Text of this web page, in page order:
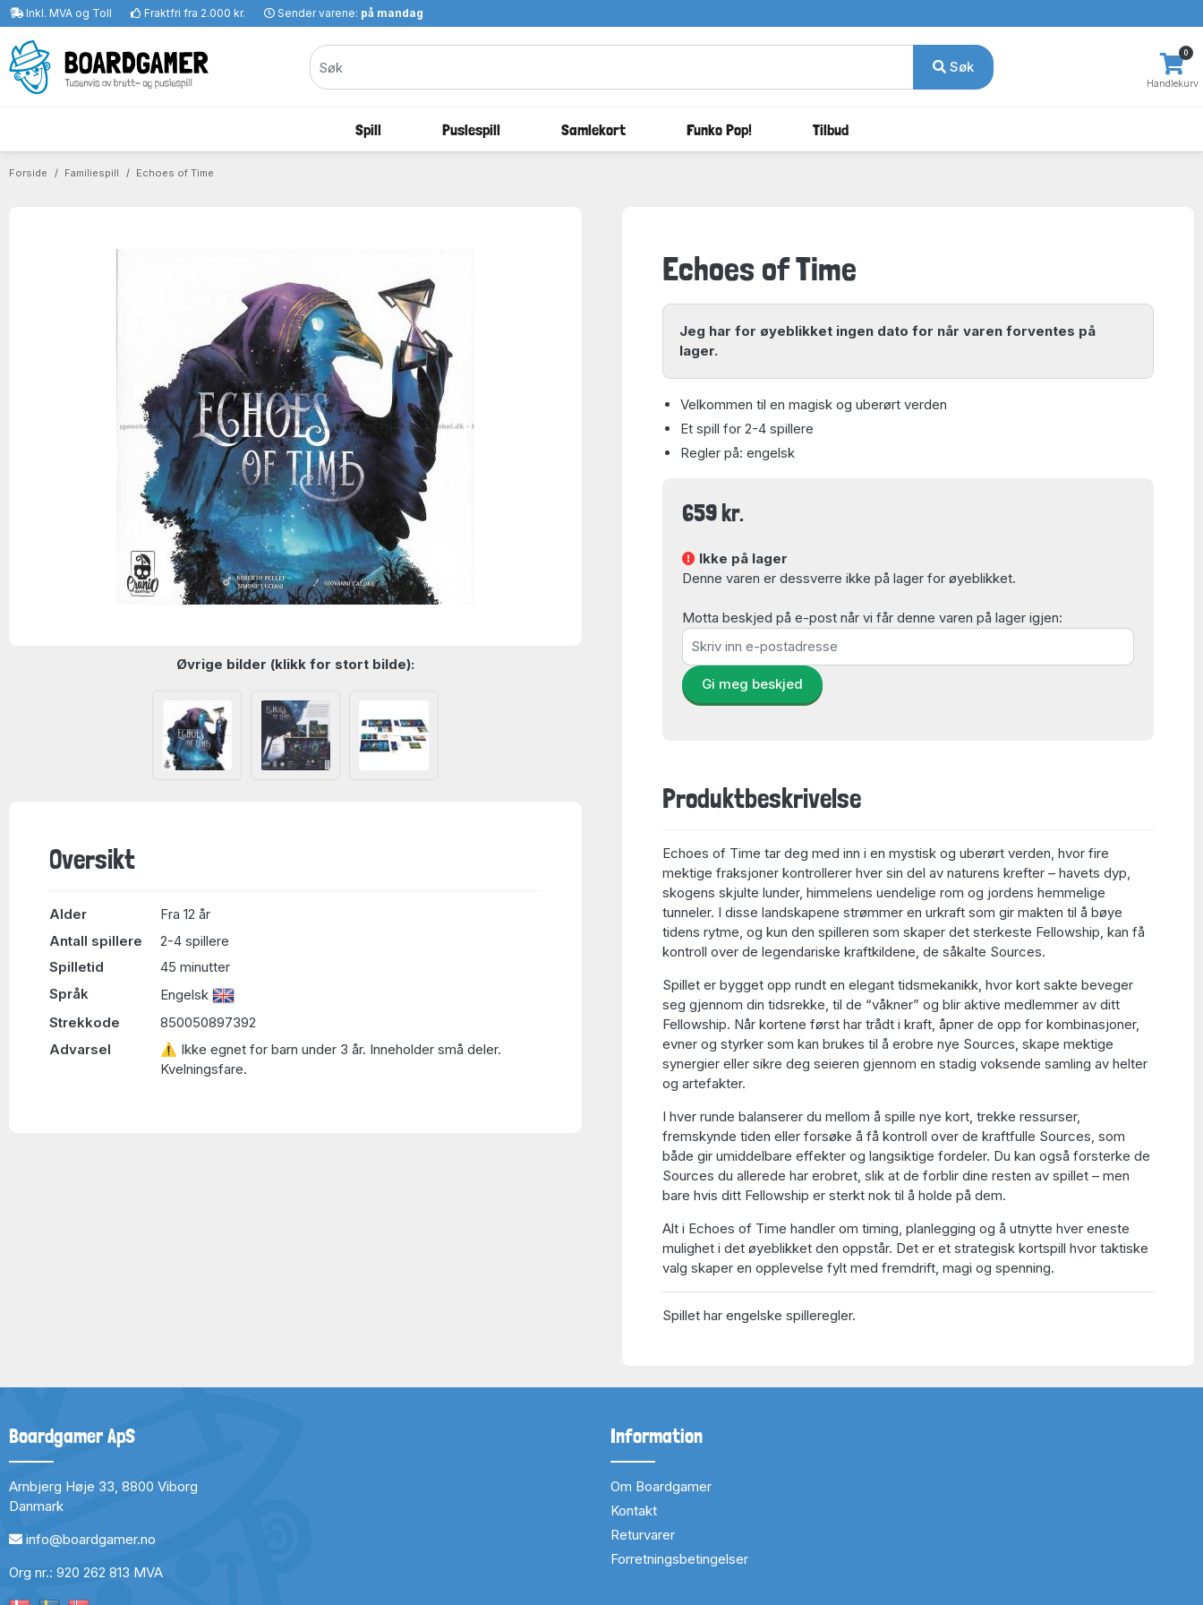
Inkl. MVA og Toll Fraktfri fra 2.000 kr. Sender varene: på mandag
Søk
Handlekurv
0
Spill Puslespill Samlekort Funko Pop! Tilbud
Forside Familiespill Echoes of Time
Øvrige bilder (klikk for stort bilde):
Oversikt
Alder
Fra 12 år
Antall spillere
2-4 spillere
Spilletid
45 minutter
Språk
Engelsk
Strekkode
850050897392
Advarsel
⚠ Ikke egnet for barn under 3 år. Inneholder små deler.
Kvelningsfare.
Echoes of Time
Jeg har for øyeblikket ingen dato for når varen forventes på
lager.
Velkommen til en magisk og uberørt verden
Et spill for 2-4 spillere
Regler på: engelsk
659 kr.
Ikke på lager
Denne varen er dessverre ikke på lager for øyeblikket.
Motta beskjed på e-post når vi får denne varen på lager igjen:
Gi meg beskjed
Produktbeskrivelse
Echoes of Time tar deg med inn i en mystisk og uberørt verden, hvor fire
mektige fraksjoner kontrollerer hver sin del av naturens krefter – havets dyp,
skogens skjulte lunder, himmelens uendelige rom og jordens hemmelige
tunneler. I disse landskapene strømmer en urkraft som gir makten til å bøye
tidens rytme, og kun den spilleren som skaper det sterkeste Fellowship, kan få
kontroll over de legendariske kraftkildene, de såkalte Sources.
Spillet er bygget opp rundt en elegant tidsmekanikk, hvor kort sakte beveger
seg gjennom din tidsrekke, til de “våkner” og blir aktive medlemmer av ditt
Fellowship. Når kortene først har trådt i kraft, åpner de opp for kombinasjoner,
evner og styrker som kan brukes til å erobre nye Sources, skape mektige
synergier eller sikre deg seieren gjennom en stadig voksende samling av helter
og artefakter.
I hver runde balanserer du mellom å spille nye kort, trekke ressurser,
fremskynde tiden eller forsøke å få kontroll over de kraftfulle Sources, som
både gir umiddelbare effekter og langsiktige fordeler. Du kan også forsterke de
Sources du allerede har erobret, slik at de forblir dine resten av spillet – men
bare hvis ditt Fellowship er sterkt nok til å holde på dem.
Alt i Echoes of Time handler om timing, planlegging og å utnytte hver eneste
mulighet i det øyeblikket den oppstår. Det er et strategisk kortspill hvor taktiske
valg skaper en opplevelse fylt med fremdrift, magi og spenning.
Spillet har engelske spilleregler.
Boardgamer ApS
Arnbjerg Høje 33, 8800 Viborg
Danmark
info@boardgamer.no
Org nr.: 920 262 813 MVA
Information
Om Boardgamer
Kontakt
Returvarer
Forretningsbetingelser